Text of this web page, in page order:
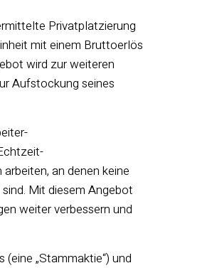
Privatplatzierung
mit einem Bruttoerlös
wird zur weiteren
Aufstockung seines
an denen keine
Mit diesem Angebot
weiter verbessern und
„Stammaktie“) und